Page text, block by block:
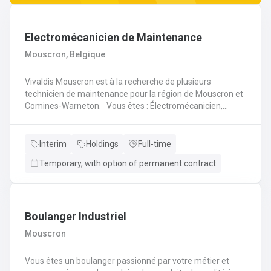
Electromécanicien de Maintenance
Mouscron, Belgique
Vivaldis Mouscron est à la recherche de plusieurs
technicien de maintenance pour la région de Mouscron et
Comines-Warneton. Vous êtes : Électromécanicien,
dynamique et avec un package d'avantages à la clé, nous
des kilomètres, nous vous offrons la possibilité de
profil ci-dessous :
Interim Holdings
Full-time
Temporary, with option of permanent contract
Boulanger Industriel
Mouscron
Vous êtes un boulanger passionné par votre métier et